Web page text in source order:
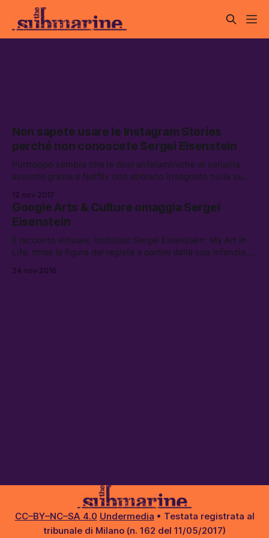
Non sapete usare le Instagram Stories
perché non conoscete Sergei Eisenstein
Purtroppo sembra che le dosi anfetaminiche di serialità
assunte grazie a Netflix non abbiano insegnato nulla su
12 nov 2017
Google Arts & Culture omaggia Sergei
Eisenstein
Il racconto virtuale, intitolato Sergei Eisenstein: My Art in
Life, ritrae la figura del regista a partire dalla sua infanzia,
arte.
24 nov 2016
CC–BY–NC–SA 4.0 Undermedia • Testata registrata al
tribunale di Milano (n. 162 del 11/05/2017)